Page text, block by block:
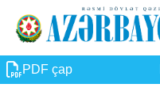
PDF çap